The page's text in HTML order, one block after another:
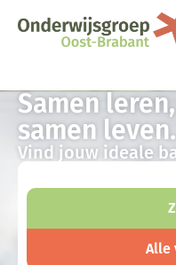
Samen
samen leven.
Vind jouw ideale
Alle